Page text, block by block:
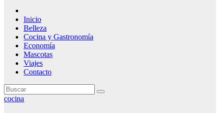
Inicio
Belleza
Cocina y Gastronomía
Economía
Mascotas
Viajes
Contacto
cocina